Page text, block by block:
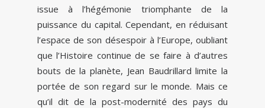
issue à l’hégémonie triomphante de la
puissance du capital. Cependant, en réduisant
l’espace de son désespoir à l’Europe, oubliant
que l’Histoire continue de se faire à d’autres
bouts de la planète, Jean Baudrillard limite la
portée de son regard sur le monde. Mais ce
qu’il dit de la post-modernité des pays du